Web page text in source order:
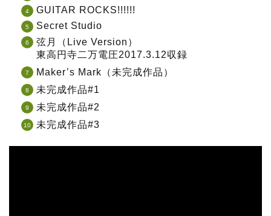
GUITAR ROCKS!!!!!!
Secret Studio
弦月（Live Version）
東高円寺二万電圧2017.3.12収録
Maker’s Mark（未完成作品）
未完成作品#1
未完成作品#2
未完成作品#3